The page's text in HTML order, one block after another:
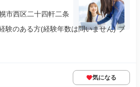
市西区二十四軒二条
験のある方(経験年数は問いません) ブ
気になる